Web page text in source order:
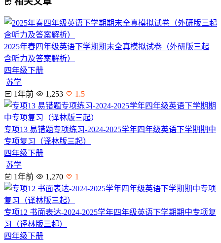
2025年春四年级英语下学期期末全真模拟试卷（外研版三起
含听力及答案解析）
四年级下册
苏学
1年前
1,253 1.5
专项13 易错题专项练习-2024-2025学年四年级英语下学期期中
专项复习（译林版三起）
四年级下册
苏学
1年前
1,270 1
专项12 书面表达-2024-2025学年四年级英语下学期期中专项复
习（译林版三起）
四年级下册